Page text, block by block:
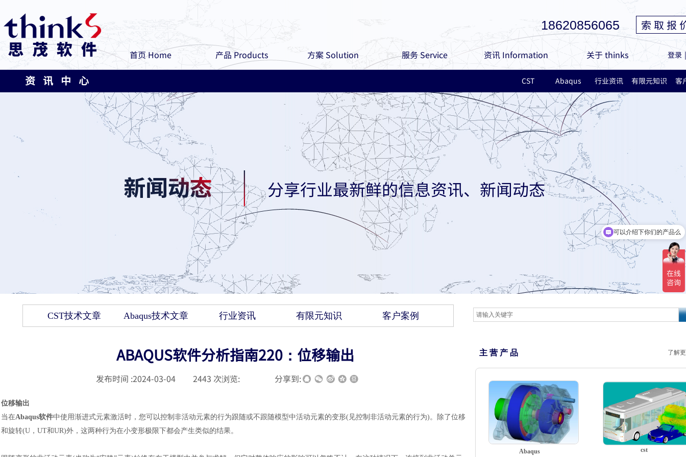
18620856065
登录 |
索 取 报
首页 Home 产品 Products 方案 Solution 服务 Service 资讯 Information 关于 thinks
分享行业最新鲜的信息资讯、新闻动态
资 讯 中 心 CST Abaqus 行业资讯 有限元知识 客
CST技术文章 Abaqus技术文章 行业资讯 有限元知识 客户案例
ABAQUS软件分析指南220：位移输出
发布时间 :2024-03-04 2443 次浏览: 分享到:
位移输出
当在Abaqus软件中使用渐进式元素激活时，您可以控制非活动元素的行为跟随或不跟随模型中活动元素的变形(见控制非活动元素的行为)。除了位移
和旋转(U，UT和UR)外，这两种行为在小变形极限下都会产生类似的结果。
主 营 产 品 了解
cst
Abaqus
可以介绍下你们的产品么